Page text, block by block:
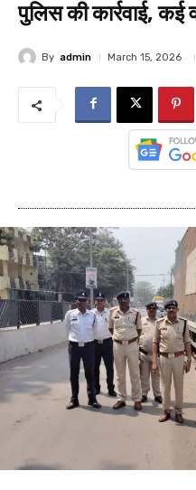
पुलिस की कार्रवाई, कई
By admin March 15, 2026